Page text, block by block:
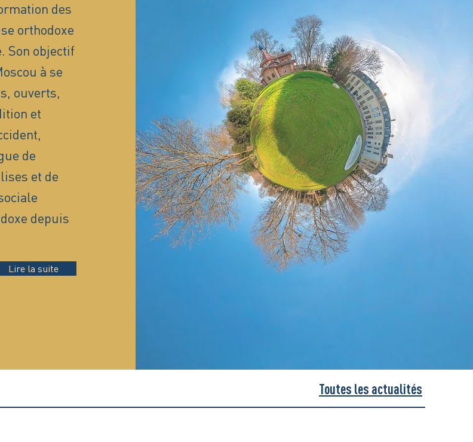
des
orthodoxe
Son objectif
à se
ouverts,
et
de
et de
depuis
Lire la suite
Toutes les actualités